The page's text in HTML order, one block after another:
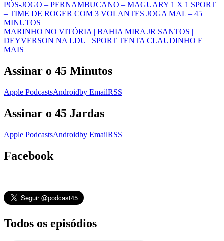
PÓS-JOGO – PERNAMBUCANO – MAGUARY 1 X 1 SPORT
– TIME DE ROGER COM 3 VOLANTES JOGA MAL – 45
MINUTOS
MARINHO NO VITÓRIA | BAHIA MIRA JR SANTOS |
DEYVERSON NA LDU | SPORT TENTA CLAUDINHO E
MAIS
Assinar o 45 Minutos
Apple PodcastsAndroidby EmailRSS
Assinar o 45 Jardas
Apple PodcastsAndroidby EmailRSS
Facebook
Todos os episódios